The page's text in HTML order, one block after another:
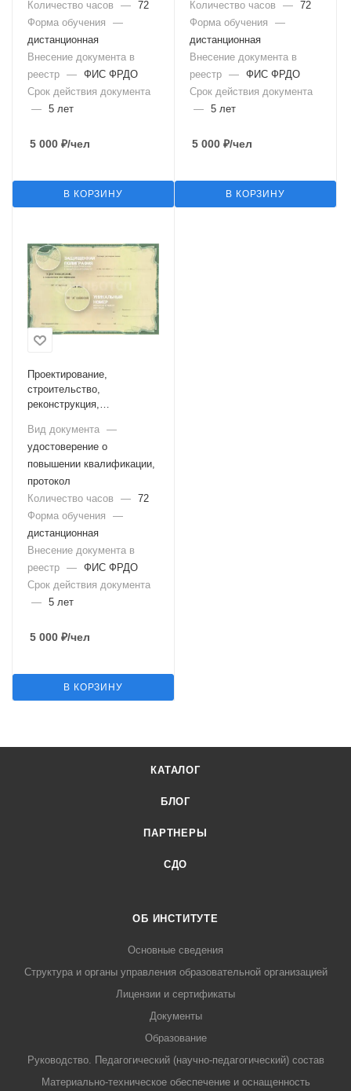
пассажирские канатные
дороги и (или)
фуникулеры, а также
изготовление, монтаж и
наладка (Б.9.7)
Количество часов — 72
Форма обучения
—
дистанционная
Внесение документа в
реестр — ФИС ФРДО
Срок действия документа
— 5 лет
5 000 ₽/чел
В КОРЗИНУ
подвесных канатных дорог
(Б.9.8)
Количество часов — 72
Форма обучения
—
дистанционная
Внесение документа в
реестр — ФИС ФРДО
Срок действия документа
— 5 лет
5 000 ₽/чел
В КОРЗИНУ
Проектирование,
строительство,
реконструкция,
перевооружение,
консервация и ликвидация
опасных производственных
объектов, на которых
используются грузовые
подвесные канатные
дороги, а также
изготовление, монтаж и
наладка (Б.9.9)
Вид документа —
удостоверение о
повышении квалификации,
протокол
Количество часов
— 72
Форма обучения
—
дистанционная
Внесение документа в
реестр — ФИС ФРДО
Срок действия документа
— 5 лет
5 000 ₽/чел
В КОРЗИНУ
КАТАЛОГ
БЛОГ
ПАРТНЕРЫ
СДО
ОБ ИНСТИТУТЕ
Основные сведения
Структура и органы управления образовательной организацией
Лицензии и сертификаты
Документы
Образование
Руководство. Педагогический (научно-педагогический) состав
Материально-техническое обеспечение и оснащенность